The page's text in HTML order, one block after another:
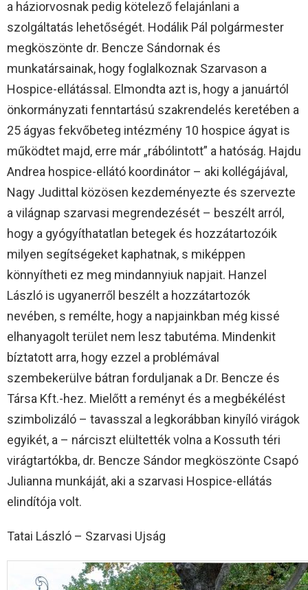
a háziorvosnak pedig kötelező felajánlani a
szolgáltatás lehetőségét. Hodálik Pál polgármester
megköszönte dr. Bencze Sándornak és
munkatársainak, hogy foglalkoznak Szarvason a
Hospice-ellátással. Elmondta azt is, hogy a januártól
önkormányzati fenntartású szakrendelés keretében a
25 ágyas fekvőbeteg intézmény 10 hospice ágyat is
működtet majd, erre már „rábólintott” a hatóság. Hajdu
Andrea hospice-ellátó koordinátor – aki kollégájával,
Nagy Judittal közösen kezdeményezte és szervezte
a világnap szarvasi megrendezését – beszélt arról,
hogy a gyógyíthatatlan betegek és hozzátartozóik
milyen segítségeket kaphatnak, s miképpen
könnyítheti ez meg mindannyiuk napjait. Hanzel
László is ugyanerről beszélt a hozzátartozók
nevében, s remélte, hogy a napjainkban még kissé
elhanyagolt terület nem lesz tabutéma. Mindenkit
bíztatott arra, hogy ezzel a problémával
szembekerülve bátran forduljanak a Dr. Bencze és
Társa Kft.-hez. Mielőtt a reményt és a megbékélést
szimbolizáló – tavasszal a legkorábban kinyíló virágok
egyikét, a – nárciszt elültették volna a Kossuth téri
virágtartókba, dr. Bencze Sándor megköszönte Csapó
Julianna munkáját, aki a szarvasi Hospice-ellátás
elindítója volt.
Tatai László – Szarvasi Ujság